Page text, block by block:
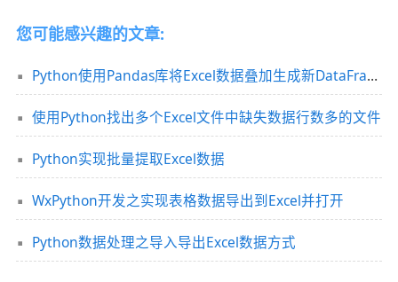
您可能感兴趣的文章:
Python使用Pandas库将Excel数据叠加生成新DataFrame的操作指南
使用Python找出多个Excel文件中缺失数据行数多的文件
Python实现批量提取Excel数据
WxPython开发之实现表格数据导出到Excel并打开
Python数据处理之导入导出Excel数据方式